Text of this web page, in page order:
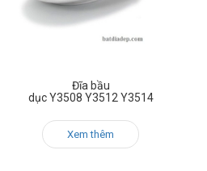
Đĩa bầu
dục Y3508 Y3512 Y3514
Xem thêm